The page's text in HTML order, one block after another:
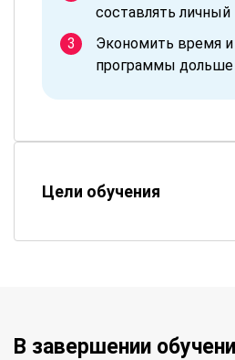
составлять личный
Экономить время
программы
Цели обучения
В завершении